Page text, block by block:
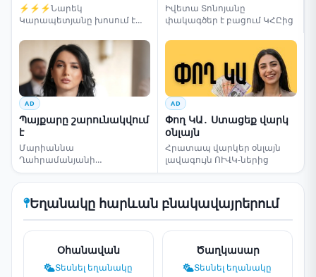
⚡⚡⚡Նարեկ
Կարապետյանը խոսում է
Իվետա Տոնոյանը
փակագծեր է բացում ԿՀԸից
AD
Պայքարը շարունակվում
է
Մարիաննա
Ղահրամանյանի
սենսացիոն կոչը
AD
Փող ԿԱ․ Ստացեք վարկ
օնլայն
Հրատապ վարկեր օնլայն
լավագույն ՈՒՎԿ-ներից
Եղանակը հարևան բնակավայրերում
Օհանավան
Տեսնել եղանակը
Ծաղկասար
Տեսնել եղանակը